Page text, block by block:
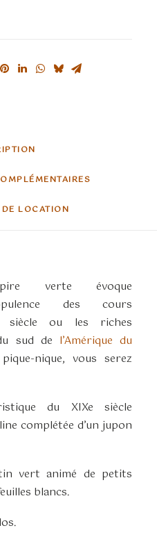
LOCATION
verte évoque
des cours
siècle ou les riches
sud de l’Amérique du
nique, vous serez
du XIXe siècle
complétée d’un jupon
vert animé de petits
blancs.